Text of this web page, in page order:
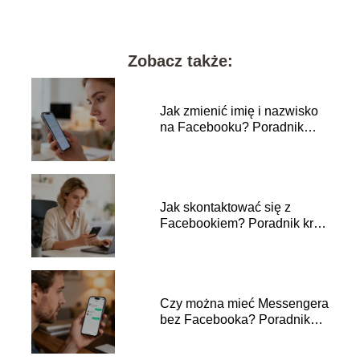
Zobacz także:
Jak zmienić imię i nazwisko
na Facebooku? Poradnik
Jak skontaktować się z
Facebookiem? Poradnik krok
Czy można mieć Messengera
bez Facebooka? Poradnik